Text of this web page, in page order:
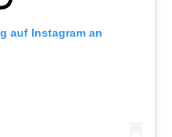
auf Instagram an